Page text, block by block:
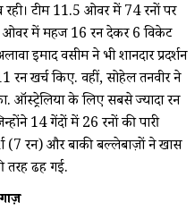
टीम 11.5 ओवर में 74 रनों पर
में महज 16 रन देकर 6 विकेट
इमाद वसीम ने भी शानदार प्रदर्शन
खर्च किए. वहीं, सोहेल तनवीर ने
के लिए सबसे ज्यादा रन
14 गेंदों में 26 रनों की पारी
(7 रन) और बाकी बल्लेबाज़ों ने खास
तरह ढह गई.